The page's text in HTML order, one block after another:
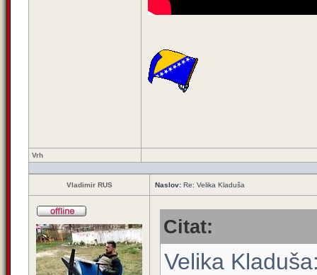
Vrh
Vladimir RUS Naslov: Re: Velika Kladuša
Citat:
Velika